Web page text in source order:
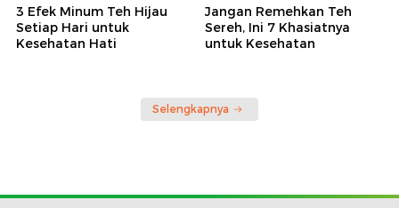
3 Efek Minum Teh Hijau
Setiap Hari untuk
Kesehatan Hati
Jangan Remehkan Teh
Sereh, Ini 7 Khasiatnya
untuk Kesehatan
Selengkapnya